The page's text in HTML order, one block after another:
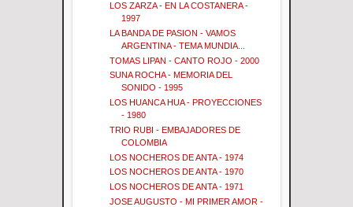
LOS ZARZA - EN LA COSTANERA -
1997
LA BANDA DE PASION - VAMOS
ARGENTINA - TEMA MUNDIA...
TOMAS LIPAN - CANTO ROJO - 2000
SUNA ROCHA - MEMORIA DEL
SONIDO - 1995
LOS HUANCA HUA - PROYECCIONES
- 1980
TRIO RUBI - EMBAJADORES DE
COLOMBIA
LOS NOCHEROS DE ANTA - 1974
LOS NOCHEROS DE ANTA - 1970
LOS NOCHEROS DE ANTA - 1971
JOSE AUGUSTO - MI PRIMER AMOR -